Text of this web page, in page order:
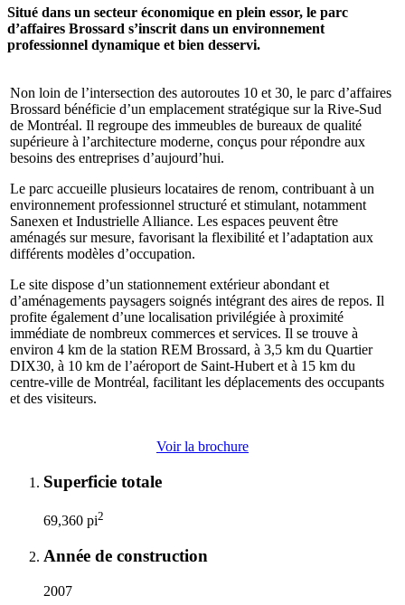
Situé dans un secteur économique en plein essor, le parc
d’affaires Brossard s’inscrit dans un environnement
professionnel dynamique et bien desservi.
Non loin de l’intersection des autoroutes 10 et 30, le parc d’affaires
Brossard bénéficie d’un emplacement stratégique sur la Rive-Sud
de Montréal. Il regroupe des immeubles de bureaux de qualité
supérieure à l’architecture moderne, conçus pour répondre aux
besoins des entreprises d’aujourd’hui.
Le parc accueille plusieurs locataires de renom, contribuant à un
environnement professionnel structuré et stimulant, notamment
Sanexen et Industrielle Alliance. Les espaces peuvent être
aménagés sur mesure, favorisant la flexibilité et l’adaptation aux
différents modèles d’occupation.
Le site dispose d’un stationnement extérieur abondant et
d’aménagements paysagers soignés intégrant des aires de repos. Il
profite également d’une localisation privilégiée à proximité
immédiate de nombreux commerces et services. Il se trouve à
environ 4 km de la station REM Brossard, à 3,5 km du Quartier
DIX30, à 10 km de l’aéroport de Saint-Hubert et à 15 km du
centre-ville de Montréal, facilitant les déplacements des occupants
et des visiteurs.
Voir la brochure
Superficie totale
69,360 pi2
Année de construction
2007